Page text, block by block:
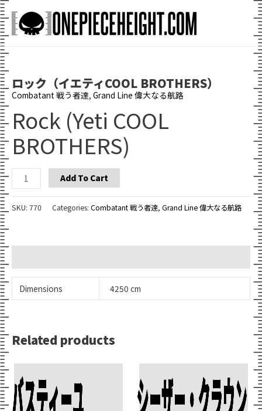
Skip
to
content
Main
Menu
ロック（イエティCOOL BROTHERS）
Combatant 戦う者達, Grand Line 偉大なる航路
Rock (Yeti COOL
BROTHERS)
Rock
(Yeti
COOL
Add To Cart
SKU: 770 Categories: Combatant 戦う者達, Grand Line 偉大なる航路
Dimensions 4250 cm
Related products
バスティーユ
Add To Cart シーザー・クラウン
Add To Cart